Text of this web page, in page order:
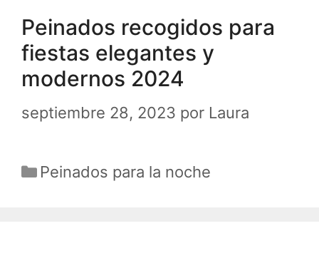
Peinados recogidos para
fiestas elegantes y
modernos 2024
septiembre 28, 2023 por Laura
Categorías
Peinados para la noche